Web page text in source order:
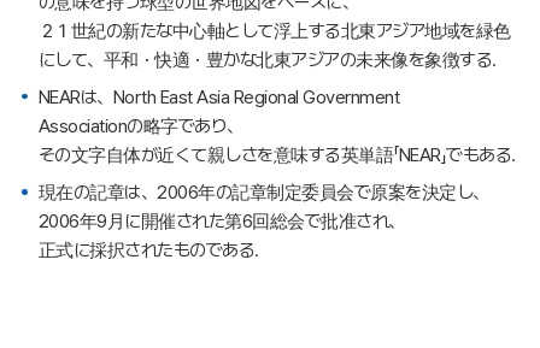
２１世紀の新たな中心軸として浮上する北東アジア地域を緑色
にして、平和・快適・豊かな北東アジアの未来像を象徴する.
NEARは、North East Asia Regional Government
Associationの略字であり、
その文字自体が近くて親しさを意味する英単語「NEAR」でもある.
現在の記章は、2006年の記章制定委員会で原案を決定し、
2006年9月に開催された第6回総会で批准され、
正式に採択されたものである.